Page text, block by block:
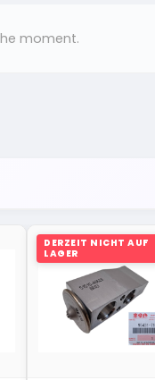
moment.
DERZEIT NICHT AUF
LAGER